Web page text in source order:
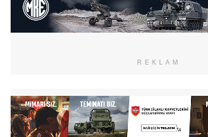
REKLAM